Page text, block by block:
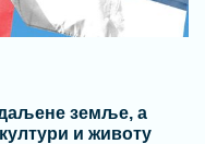
земље, а
и животу